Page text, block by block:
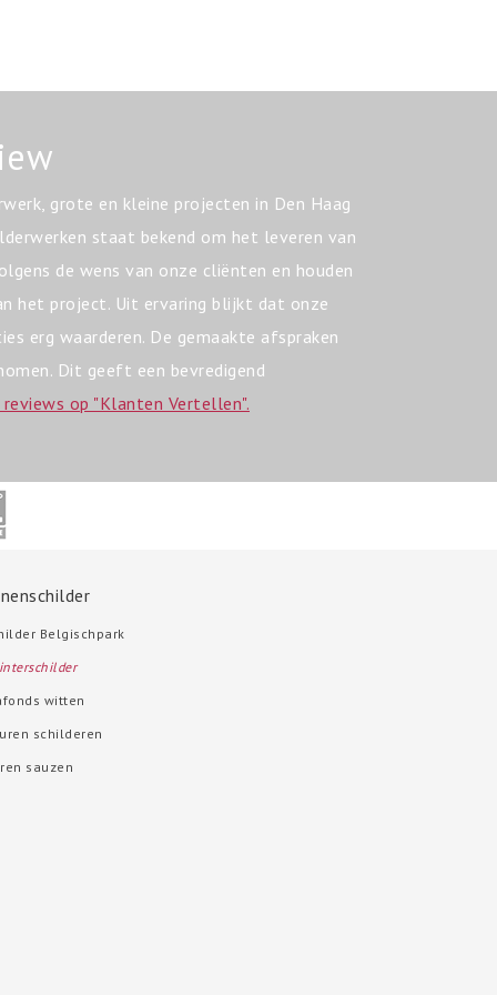
grote en kleine projecten in Den Haag
staat bekend om het leveren van
de wens van onze cliënten en houden
het project. Uit ervaring blijkt dat onze
erg waarderen. De gemaakte afspraken
Dit geeft een bevredigend
reviews op "Klanten Vertellen".
Belgischpark
witten
schilderen
sauzen